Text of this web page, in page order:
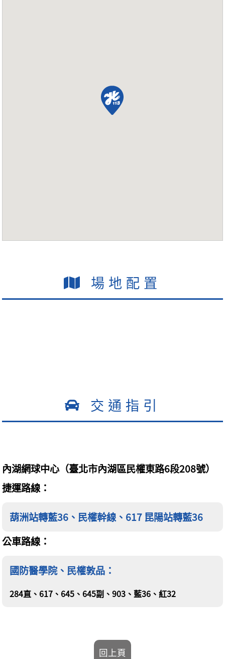
場地配置
交通指引
內湖網球中心（臺北市內湖區民權東路6段208號）
捷運路線：
葫洲站轉藍36、民權幹線、617 昆陽站轉藍36
公車路線：
國防醫學院、民權敦品：
284直、617、645、645副、903、藍36、紅32